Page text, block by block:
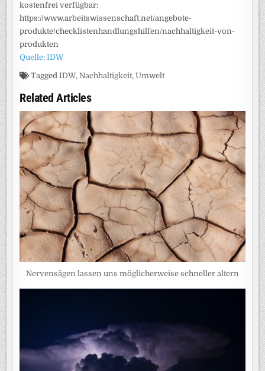
kostenfrei verfügbar:
https://www.arbeitswissenschaft.net/angebote-
produkte/checklistenhandlungshilfen/nachhaltigkeit-von-
produkten
Quelle: IDW
TaggedIDW,Nachhaltigkeit,Umwelt
Related Articles
Nervensägen lassen uns möglicherweise schneller altern